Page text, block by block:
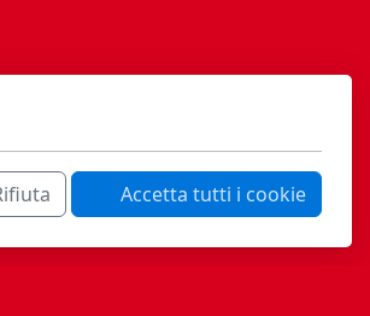
Accetta tutti i cookie